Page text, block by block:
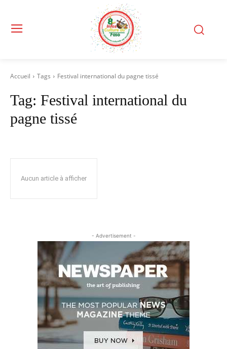
Accueil Tags Festival international du pagne tissé
Tag: Festival international du
pagne tissé
Aucun article à afficher
- Advertisement -